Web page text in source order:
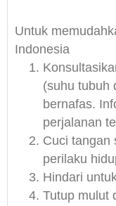
Untuk
Indonesia
(suhu tubuh
bernafas.
perjalanan
Cuci tangan
perilaku
Hindari
Tutup mulut